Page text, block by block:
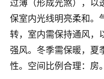
保室内光线明亮柔和。
转，室内需保持通风，
强风。冬季需保暖，夏
性。空间比例合理：房。
啊！
太阳当空赵：我
是我从找店开始
址、风水、还有
大环境不好，但
刚找老师做了补